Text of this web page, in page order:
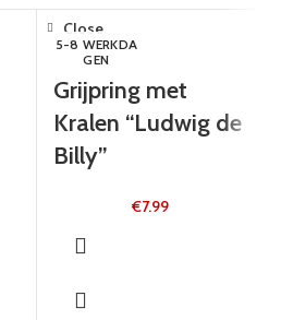
5-8 WERKDA
GEN
Close
Grijpring met
Kralen “Ludwig de
Billy”
€7.99